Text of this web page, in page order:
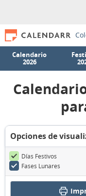
Calendario
2026
Opciones de
Días Festivos
Fases Lunares